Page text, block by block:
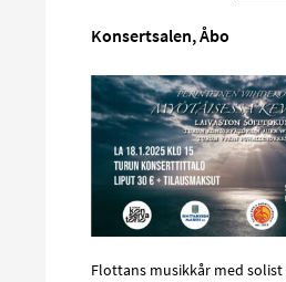
sociala
media
Konsertsalen, Åbo
Flottans musikkår med solist